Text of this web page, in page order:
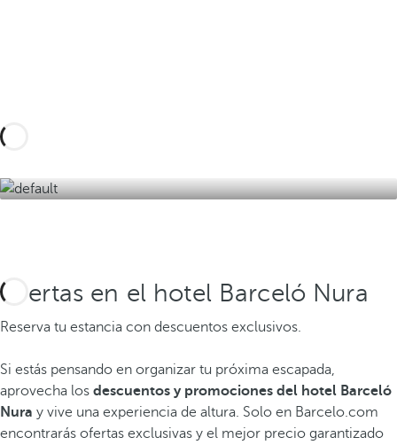
Ofertas en el hotel Barceló Nura
Reserva tu estancia con descuentos exclusivos.
Si estás pensando en organizar tu próxima escapada,
aprovecha los descuentos y promociones del hotel Barceló
Nura y vive una experiencia de altura. Solo en Barcelo.com
encontrarás ofertas exclusivas y el mejor precio garantizado